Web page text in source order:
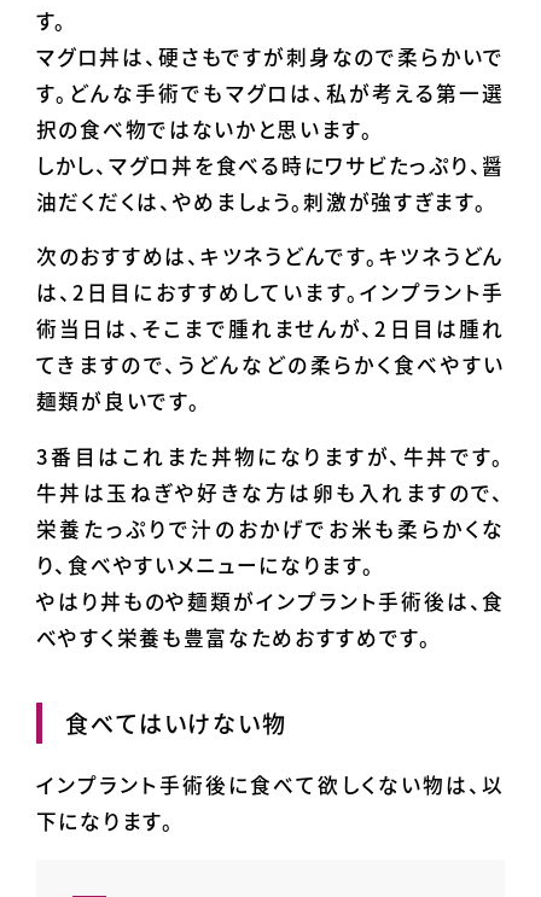
す。
マグロ丼は、硬さもですが刺身なので柔らかいで
す。どんな手術でもマグロは、私が考える第一選
択の食べ物ではないかと思います。
しかし、マグロ丼を食べる時にワサビたっぷり、醤
油だくだくは、やめましょう。刺激が強すぎます。
次のおすすめは、キツネうどんです。キツネうどん
は、2日目におすすめしています。インプラント手
術当日は、そこまで腫れませんが、2日目は腫れ
てきますので、うどんなどの柔らかく食べやすい
麺類が良いです。
3番目はこれまた丼物になりますが、牛丼です。
牛丼は玉ねぎや好きな方は卵も入れますので、
栄養たっぷりで汁のおかげでお米も柔らかくな
り、食べやすいメニューになります。
やはり丼ものや麺類がインプラント手術後は、食
べやすく栄養も豊富なためおすすめです。
食べてはいけない物
インプラント手術後に食べて欲しくない物は、以
下になります。